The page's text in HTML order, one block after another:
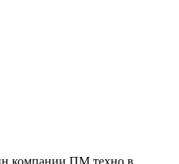
компании ПМ техно в